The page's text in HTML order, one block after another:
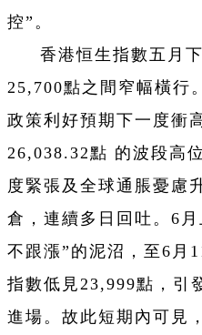
控”。
香港恒生指數五月
25,700點之間窄幅橫行
政策利好預期下一度衝
26,038.32點 的波段高
度緊張及全球通脹憂慮
倉，連續多日回吐。6
不跟漲”的泥沼，至6月
指數低見23,999點，引
進場。故此短期內可見